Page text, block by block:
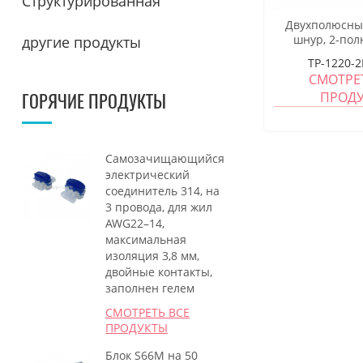
Кабельная
другие продукты
ГОРЯЧИЕ ПРОДУКТЫ
Самозачищающийся
электрический
соединитель 314, на
3 провода, для жил
AWG22–14,
максимальная
изоляция 3,8 мм,
двойные контакты,
заполнен гелем
СМОТРЕТЬ ВСЕ
ПРОДУКТЫ
Блок S66M на 50
шнур, 2-
LSA вилка с
зажимом,
модульный
модульный
TP-1220-